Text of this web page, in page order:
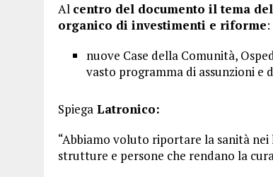
Al centro del documento il tema
organico di investimenti e riforme:
nuove Case della Comunità,
vasto programma di assunzioni e
Spiega Latronico:
“Abbiamo voluto riportare la sanità
strutture e persone che rendano la